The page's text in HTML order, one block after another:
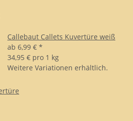
Callebaut Callets Kuvertüre weiß
ab 6,99 € *
34,95 € pro 1 kg
Weitere Variationen erhältlich.